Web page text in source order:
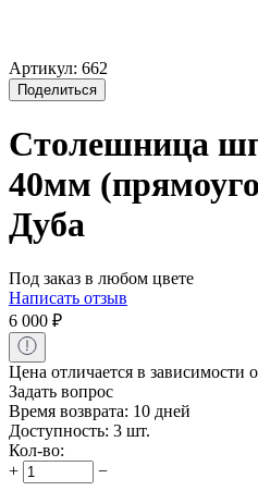
Артикул: 662
Поделиться
Столешница
40мм
Дуба
Под заказ в любом цвете
Написать отзыв
6 000 ₽
Цена отличается в зависимости
Задать вопрос
Время возврата: 10 дней
Доступность: 3 шт.
Кол-во:
+
−